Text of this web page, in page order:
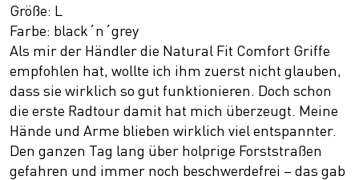
Größe: L
Farbe: black´n´grey
Als mir der Händler die Natural Fit Comfort Griffe
empfohlen hat, wollte ich ihm zuerst nicht glauben,
dass sie wirklich so gut funktionieren. Doch schon
die erste Radtour damit hat mich überzeugt. Meine
Hände und Arme blieben wirklich viel entspannter.
Den ganzen Tag lang über holprige Forststraßen
gefahren und immer noch beschwerdefrei – das gab